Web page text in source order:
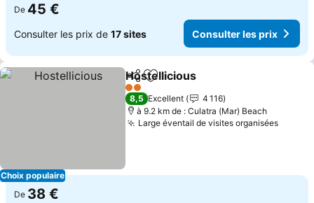
De 45 €
Consulter les prix de 17 sites Consulter les prix
Choix populaire
PartagerAjouter à mes favoris
Hostellicious
2 Étoiles
8,5 Excellent
4 116
à 9.2 km de : Culatra (Mar) Beach
Large éventail de visites organisées
De 38 €